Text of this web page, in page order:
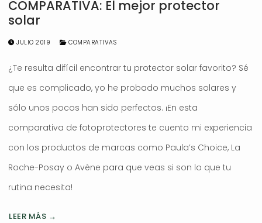
COMPARATIVA: El mejor protector
solar
JULIO 2019 COMPARATIVAS
¿Te resulta difícil encontrar tu protector solar favorito? Sé
que es complicado, yo he probado muchos solares y
sólo unos pocos han sido perfectos. ¡En esta
comparativa de fotoprotectores te cuento mi experiencia
con los productos de marcas como Paula’s Choice, La
Roche-Posay o Avène para que veas si son lo que tu
rutina necesita!
LEER MÁS →